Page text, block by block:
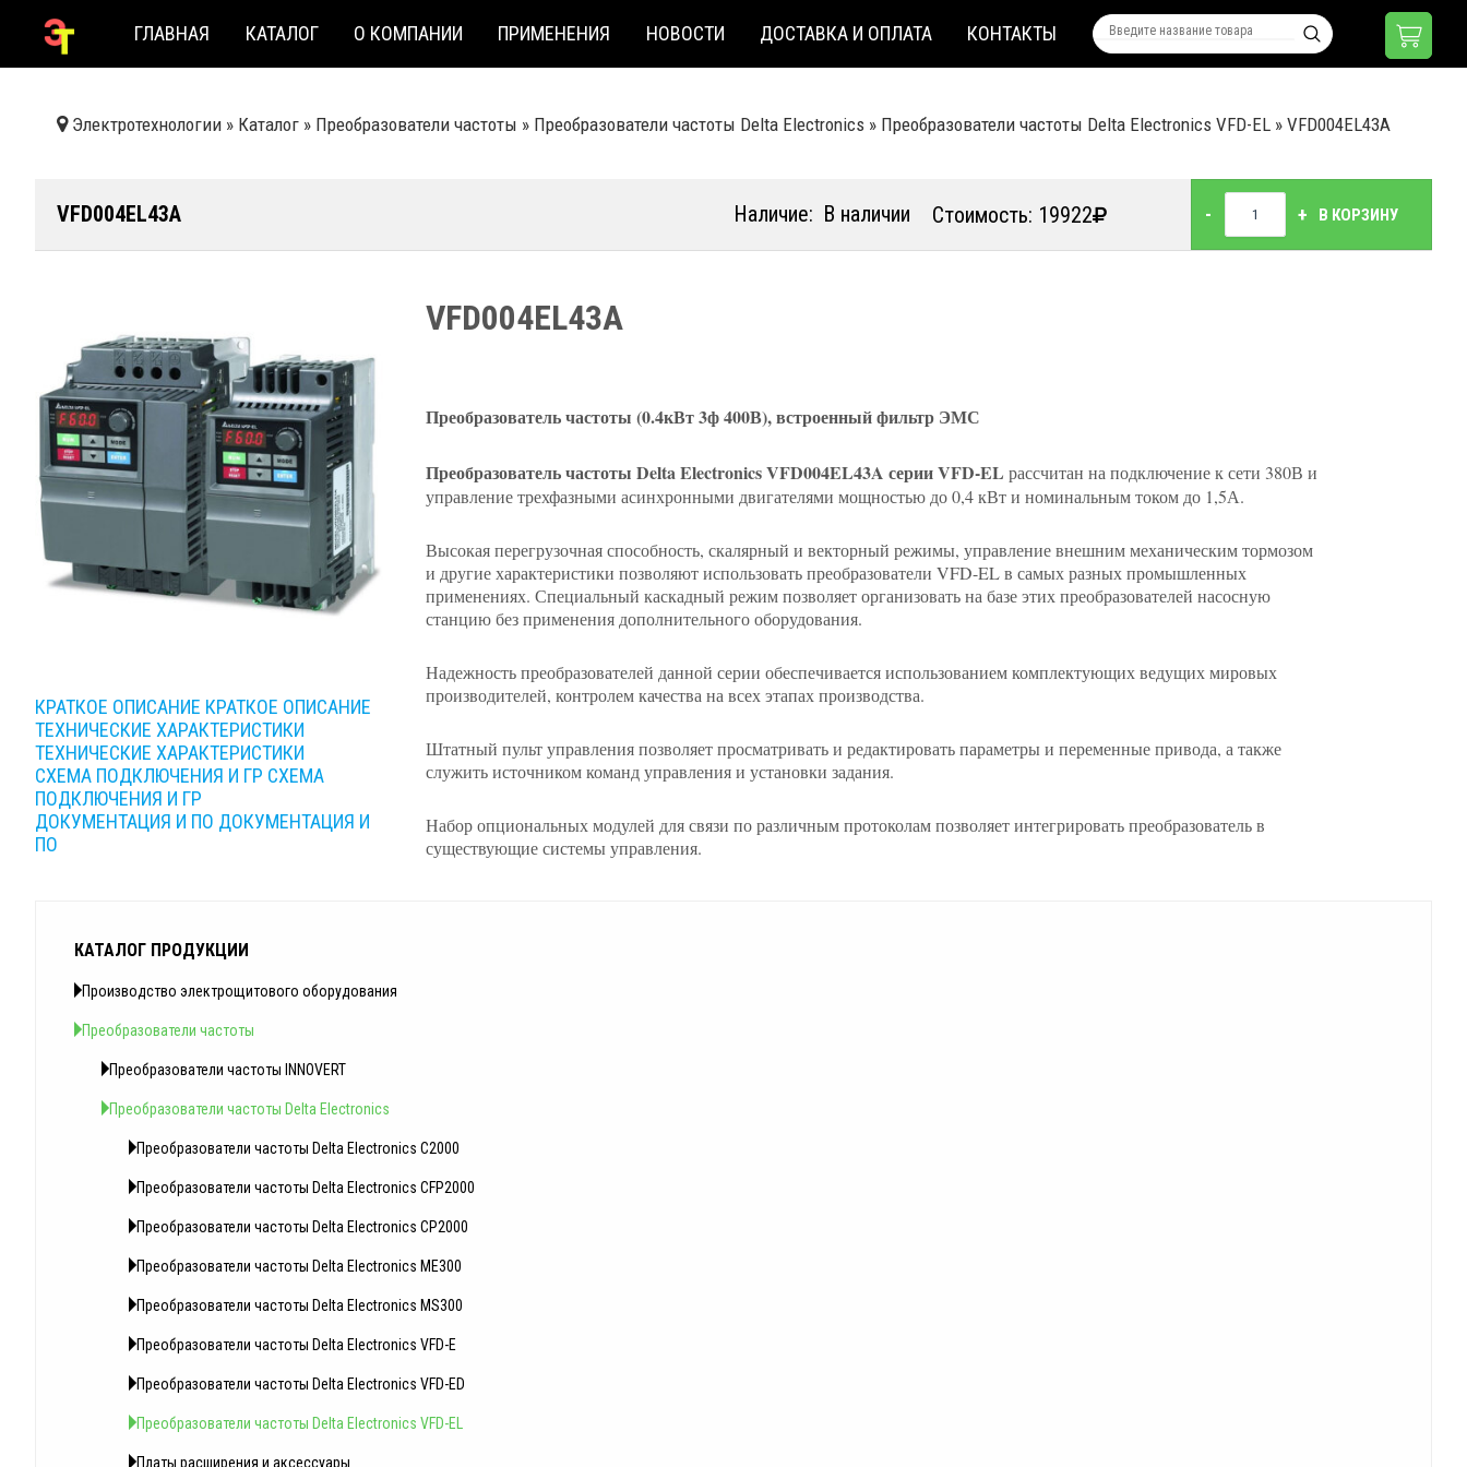
ГЛАВНАЯ КАТАЛОГ О КОМПАНИИ ПРИМЕНЕНИЯ НОВОСТИ ДОСТАВКА И ОПЛАТА КОНТАКТЫ
Электротехнологии » Каталог » Преобразователи частоты » Преобразователи частоты Delta Electronics » Преобразователи частоты Delta Electronics VFD-EL » VFD004EL43A
VFD004EL43A Наличие: В наличии Стоимость: 19922 - + В КОРЗИНУ
КРАТКОЕ ОПИСАНИЕ КРАТКОЕ ОПИСАНИЕ
ТЕХНИЧЕСКИЕ ХАРАКТЕРИСТИКИ
ТЕХНИЧЕСКИЕ ХАРАКТЕРИСТИКИ
СХЕМА ПОДКЛЮЧЕНИЯ И ГР СХЕМА
ПОДКЛЮЧЕНИЯ И ГР
ДОКУМЕНТАЦИЯ И ПО ДОКУМЕНТАЦИЯ И
ПО
VFD004EL43A
Преобразователь частоты (0.4кВт 3ф 400В), встроенный фильтр ЭМС
Преобразователь частоты Delta Electronics VFD004EL43A серии VFD-EL рассчитан на подключение к сети 380В и
управление трехфазными асинхронными двигателями мощностью до 0,4 кВт и номинальным током до 1,5А.
Высокая перегрузочная способность, скалярный и векторный режимы, управление внешним механическим тормозом
и другие характеристики позволяют использовать преобразователи VFD-EL в самых разных промышленных
применениях. Специальный каскадный режим позволяет организовать на базе этих преобразователей насосную
станцию без применения дополнительного оборудования.
Надежность преобразователей данной серии обеспечивается использованием комплектующих ведущих мировых
производителей, контролем качества на всех этапах производства.
Штатный пульт управления позволяет просматривать и редактировать параметры и переменные привода, а также
служить источником команд управления и установки задания.
Набор опциональных модулей для связи по различным протоколам позволяет интегрировать преобразователь в
существующие системы управления.
КАТАЛОГ ПРОДУКЦИИ
Производство электрощитового оборудования
Преобразователи частоты
Преобразователи частоты INNOVERT
Преобразователи частоты Delta Electronics
Преобразователи частоты Delta Electronics C2000
Преобразователи частоты Delta Electronics CFP2000
Преобразователи частоты Delta Electronics CP2000
Преобразователи частоты Delta Electronics ME300
Преобразователи частоты Delta Electronics MS300
Преобразователи частоты Delta Electronics VFD-E
Преобразователи частоты Delta Electronics VFD-ED
Преобразователи частоты Delta Electronics VFD-EL
Платы расширения и аксессуары